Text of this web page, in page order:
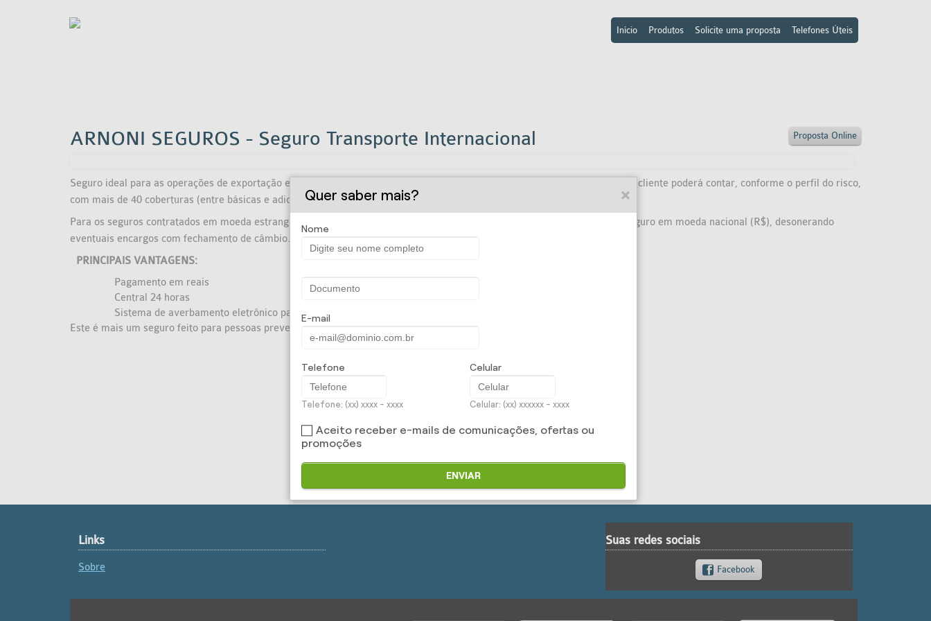
Início Produtos Solicite uma proposta Telefones Úteis
Proposta Online
ARNONI SEGUROS - Seguro Transporte Internacional
Seguro ideal para as operações de exportação e importação sejam elas realizadas por via aérea, aquaviária ou terrestre. O cliente poderá contar, conforme o perfil do risco,
com mais de 40 coberturas (entre básicas e adicionais).
Para os seguros contratados em moeda estrangeira, concedemos ao segurado a possibilidade de pagamento do custo do seguro em moeda nacional (R$), desonerando
eventuais encargos com fechamento de câmbio.
PRINCIPAIS VANTAGENS:
Pagamento em reais
Central 24 horas
Sistema de averbamento eletrônico para importações
Este é mais um seguro feito para pessoas prevenidas, como você! Obtenha já uma cotação com nossa equipe.
Links
Sobre
Suas redes sociais
Facebook
Quer saber mais?
Nome
E-mail
Telefone
Telefone: (xx) xxxx - xxxx
Celular
Celular: (xx) xxxxxx - xxxx
Aceito receber e-mails de comunicações, ofertas ou
promoções
ENVIAR